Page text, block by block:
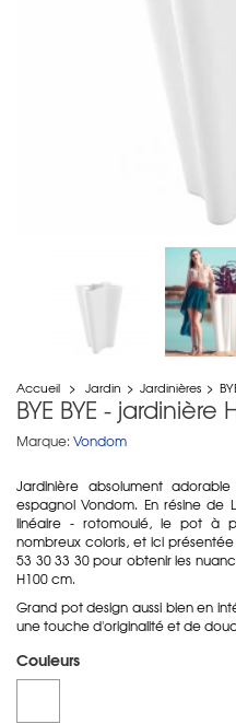
Accueil > Jardin > Jardinières >
BYE BYE - jardinière
Marque: Vondom
Jardinière absolument
espagnol Vondom. En résine de
linéaire - rotomoulé, le pot à
nombreux coloris, et ici
53 30 33 30 pour obtenir les
H100 cm.
Grand pot design aussi bien en
une touche d'originalité et de
Couleurs